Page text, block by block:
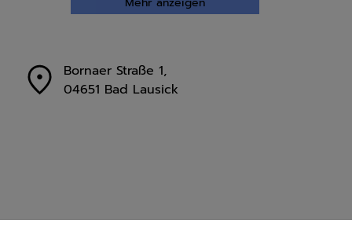
Bornaer Straße 1,
04651 Bad Lausick